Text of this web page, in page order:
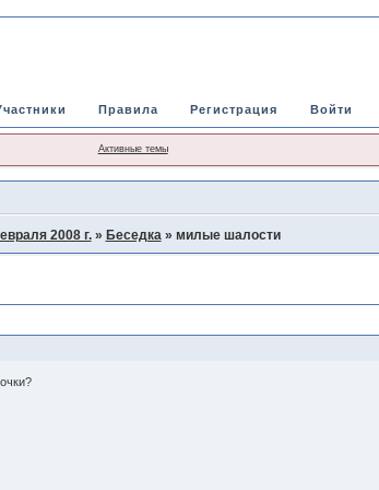
Правила Регистрация Войти
Активные темы
2008 г. » Беседка » милые шалости